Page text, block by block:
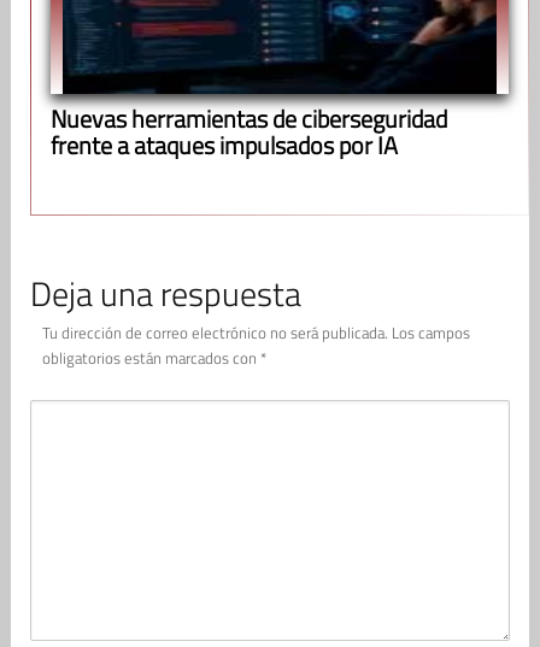
Nuevas herramientas de ciberseguridad
frente a ataques impulsados por IA
Deja una respuesta
Tu dirección de correo electrónico no será publicada. Los campos
obligatorios están marcados con *